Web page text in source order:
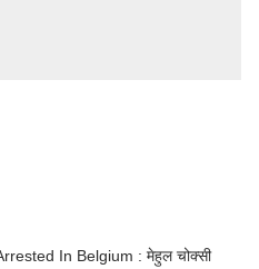
In Belgium : मेहुल चोक्सी